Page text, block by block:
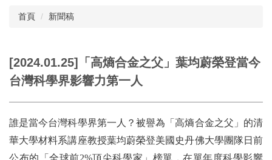
首頁 新聞稿
[2024.01.25]「高熵合金之父」葉均蔚榮登當今
台灣科學界影響力第一人
誰是當今台灣科學界第一人？被譽為「高熵合金之父」的清
華大學材料系講座教授葉均蔚榮登美國史丹佛大學團隊日前
公布的「全球前2%頂尖科學家」榜單，在單年度科學影響